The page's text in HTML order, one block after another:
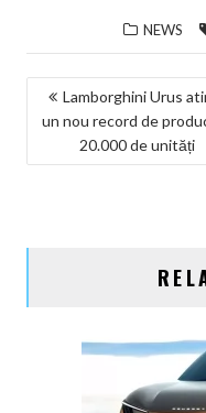
NEWS
NAVIGARE
ÎN
ARTICOLE
Lamborghini Urus
un nou record de
20.000 de unități